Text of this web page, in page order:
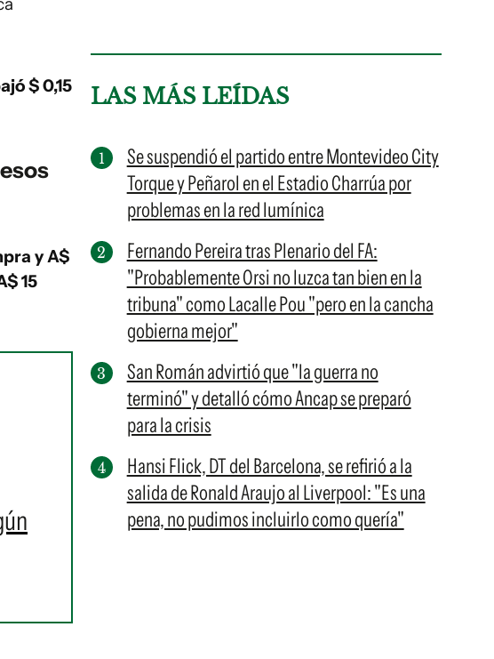
$ 0,15
y A$
15
LAS MÁS LEÍDAS
Se suspendió el partido entre Montevideo City
Torque y Peñarol en el Estadio Charrúa por
problemas en la red lumínica
Fernando Pereira tras Plenario del FA:
"Probablemente Orsi no luzca tan bien en la
tribuna" como Lacalle Pou "pero en la cancha
gobierna mejor"
San Román advirtió que "la guerra no
terminó" y detalló cómo Ancap se preparó
para la crisis
Hansi Flick, DT del Barcelona, se refirió a la
salida de Ronald Araujo al Liverpool: "Es una
pena, no pudimos incluirlo como quería"